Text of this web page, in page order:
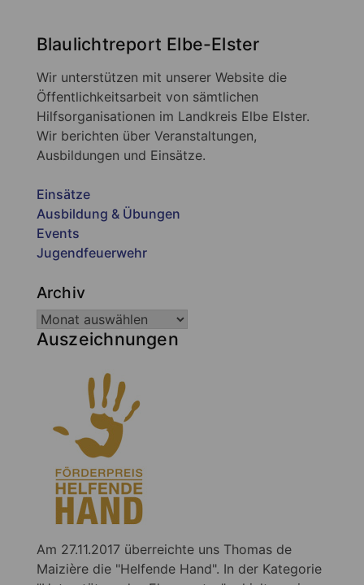
Blaulichtreport Elbe-Elster
Wir unterstützen mit unserer Website die
Öffentlichkeitsarbeit von sämtlichen
Hilfsorganisationen im Landkreis Elbe Elster.
Wir berichten über Veranstaltungen,
Ausbildungen und Einsätze.
Einsätze
Ausbildung & Übungen
Events
Jugendfeuerwehr
Archiv
Auszeichnungen
Am 27.11.2017 überreichte uns Thomas de
Maizière die "Helfende Hand". In der Kategorie